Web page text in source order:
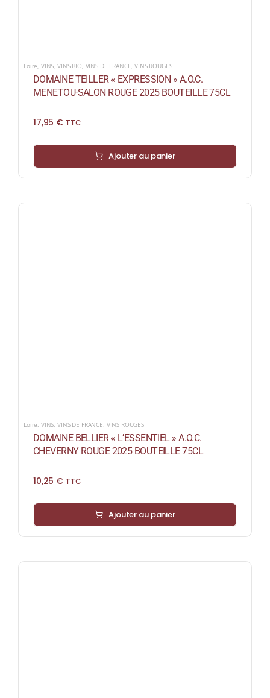
Loire, VINS,VINS BIO, VINS DE FRANCE,VINS ROUGES
DOMAINE TEILLER « EXPRESSION » A.O.C.
MENETOU-SALON ROUGE 2025 BOUTEILLE 75CL
17,95 € TTC
Ajouter au panier
Loire VINS ,VINS DE FRANCE VINS ROUGES
DOMAINE BELLIER « L’ESSENTIEL » A.O.C.
CHEVERNY ROUGE 2025 BOUTEILLE 75CL
10,25 € TTC
Ajouter au panier